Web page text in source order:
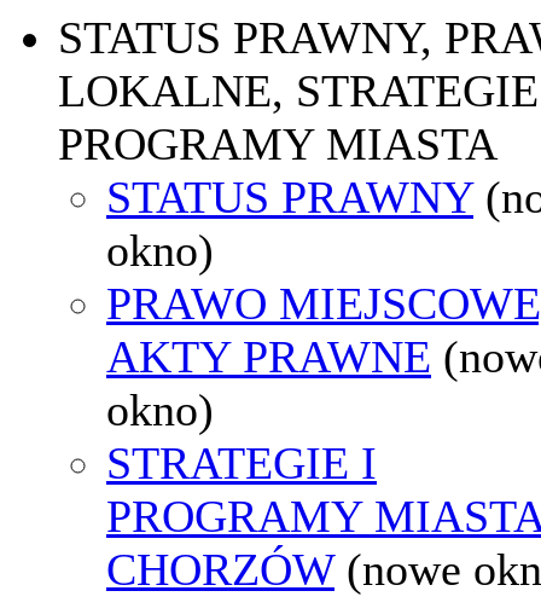
STATUS PRAWNY,
LOKALNE,
PROGRAMY MIASTA
STATUS PRAWNY
okno)
PRAWO
AKTY PRAWNE
okno)
STRATEGIE I
PROGRAMY
CHORZÓW (nowe